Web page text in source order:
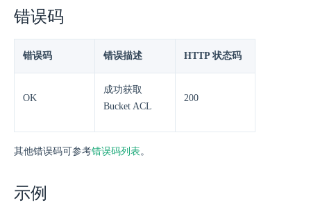
错误码
错误码 错误描述 HTTP 状态码
OK
成功获取
Bucket ACL
200
其他错误码可参考错误码列表 。
示例